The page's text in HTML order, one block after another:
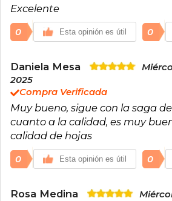
Excelente
0 Esta opinión es útil 0
Daniela Mesa
2025
Compra Verificada
Muy bueno, sigue con la saga
cuanto a la calidad, es muy
calidad de hojas
0 Esta opinión es útil 0
Rosa Medina